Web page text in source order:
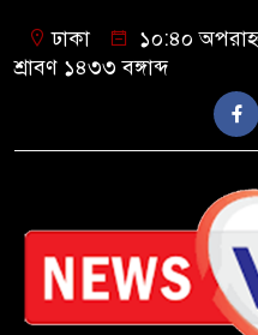
ঢাকা
১০:৪০
শ্রাবণ ১৪৩৩ বঙ্গাব্দ